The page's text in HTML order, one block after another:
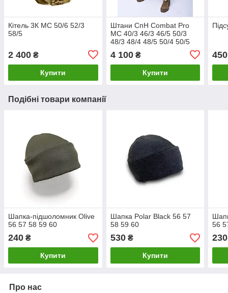
Кітель 3К MC 50/6 52/3
58/5
2 400 ₴
Купити
Штани СпН Combat Pro
МС 40/3 46/3 46/5 50/3
48/3 48/4 48/5 50/4 50/5
54/54/6 56/4
4 100₴
Купити
450
Подібні товари компанії
Шапка-підшоломник Olive
56 57 58 59 60
240 ₴
Купити
Шапка Polar Black 56 57
58 59 60
530₴
Купити
56
230
Про нас